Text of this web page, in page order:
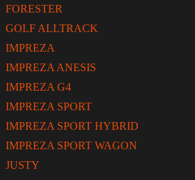
FORESTER
GOLF ALLTRACK
IMPREZA
IMPREZA ANESIS
IMPREZA G4
IMPREZA SPORT
IMPREZA SPORT HYBRID
IMPREZA SPORT WAGON
JUSTY